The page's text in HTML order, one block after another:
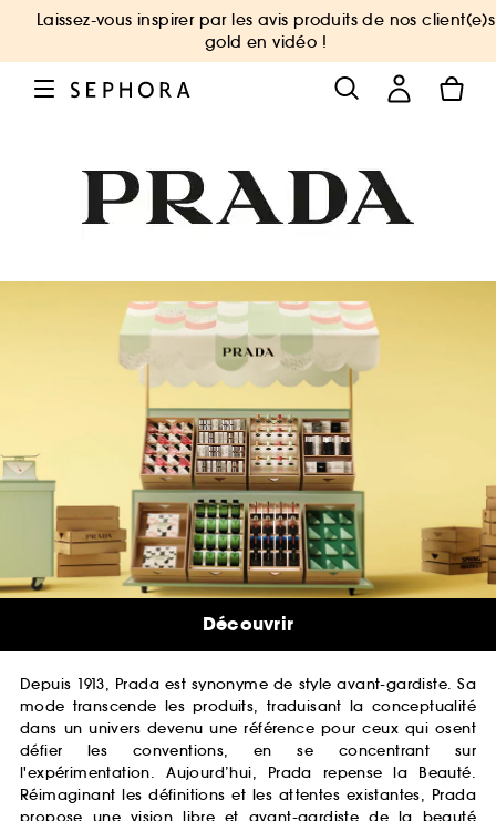
Laissez-vous inspirer par les avis produits de nos client(e)s
gold en vidéo !
Depuis 1913, Prada est synonyme de style avant-gardiste. Sa
mode transcende les produits, traduisant la conceptualité
dans un univers devenu une référence pour ceux qui osent
défier les conventions, en se concentrant sur
l'expérimentation. Aujourd’hui, Prada repense la Beauté.
Réimaginant les définitions et les attentes existantes, Prada
Découvrir